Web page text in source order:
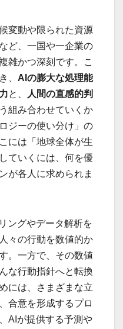
変動や限られた資源
ど、一国や一企業の
雑かつ深刻です。こ
、 AI の膨大な処理能
と、
人間の直感的判
組み合わせていくか
ジーの使い分け」の
には「地球全体が生
ていくには、何を優
が各人に求められま
ングやデータ解析を
々の行動を数値的か
。一方で、その数値
な行動指針へと転換
には、さまざまな立
合意を形成するプロ
AIが提供する予測や